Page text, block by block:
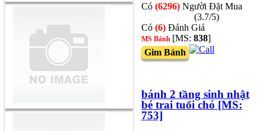
Có (6296)Người Đặt Mua
(3.7/5)
Có(6) Đánh Giá
MS Bánh [MS: 838]
Gim Bánh
bánh 2 tầng sinh nhật
bé trai tuổi chó [MS:
753]